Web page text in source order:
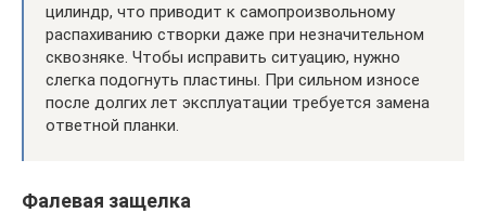
цилиндр, что приводит к самопроизвольному
распахиванию створки даже при незначительном
сквозняке. Чтобы исправить ситуацию, нужно
слегка подогнуть пластины. При сильном износе
после долгих лет эксплуатации требуется замена
ответной планки.
Фалевая защелка